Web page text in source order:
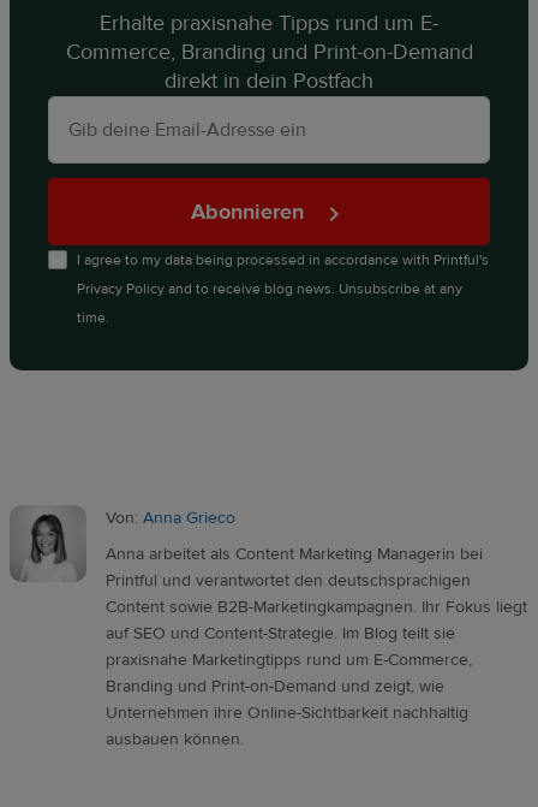
Erhalte praxisnahe Tipps rund um E-
Commerce, Branding und Print-on-Demand
direkt in dein Postfach
Abonnieren
I agree to my data being processed in accordance with Printful's
Privacy Policyand to receive blog news. Unsubscribe at any
time.
Von: Anna Grieco
Anna arbeitet als Content Marketing Managerin bei
Printful und verantwortet den deutschsprachigen
Content sowie B2B-Marketingkampagnen. Ihr Fokus liegt
auf SEO und Content-Strategie. Im Blog teilt sie
praxisnahe Marketingtipps rund um E-Commerce,
Branding und Print-on-Demand und zeigt, wie
Unternehmen ihre Online-Sichtbarkeit nachhaltig
ausbauen können.